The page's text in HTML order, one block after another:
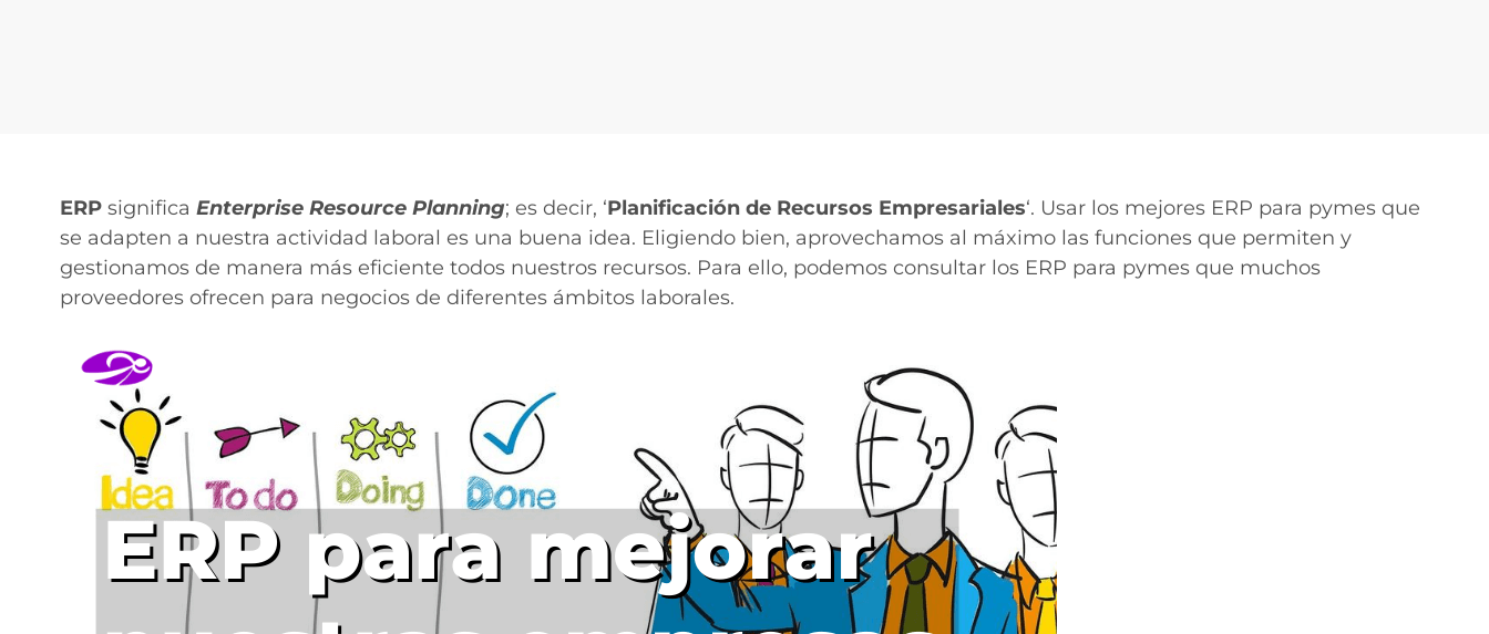
ERPsignifica Enterprise Resource Planning; es decir, ‘Planificación de Recursos Empresariales‘. Usar los mejores ERP para pymes que
se adapten a nuestra actividad laboral es una buena idea. Eligiendo bien, aprovechamos al máximo las funciones que permiten y
gestionamos de manera más eficiente todos nuestros recursos. Para ello, podemos consultar los ERP para pymes que muchos
proveedores ofrecen para negocios de diferentes ámbitos laborales.